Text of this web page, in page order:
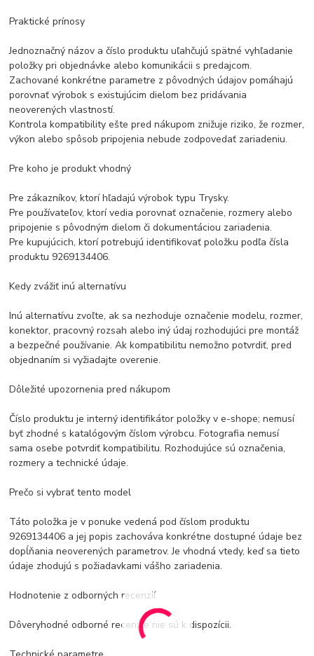
Praktické prínosy
Jednoznačný názov a číslo produktu uľahčujú spätné vyhľadanie
položky pri objednávke alebo komunikácii s predajcom.
Zachované konkrétne parametre z pôvodných údajov pomáhajú
porovnať výrobok s existujúcim dielom bez pridávania
neoverených vlastností.
Kontrola kompatibility ešte pred nákupom znižuje riziko, že rozmer,
výkon alebo spôsob pripojenia nebude zodpovedať zariadeniu.
Pre koho je produkt vhodný
Pre zákazníkov, ktorí hľadajú výrobok typu Trysky.
Pre používateľov, ktorí vedia porovnať označenie, rozmery alebo
pripojenie s pôvodným dielom či dokumentáciou zariadenia.
Pre kupujúcich, ktorí potrebujú identifikovať položku podľa čísla
produktu 9269134406.
Kedy zvážiť inú alternatívu
Inú alternatívu zvoľte, ak sa nezhoduje označenie modelu, rozmer,
konektor, pracovný rozsah alebo iný údaj rozhodujúci pre montáž
a bezpečné používanie. Ak kompatibilitu nemožno potvrdiť, pred
objednaním si vyžiadajte overenie.
Dôležité upozornenia pred nákupom
Číslo produktu je interný identifikátor položky v e-shope; nemusí
byť zhodné s katalógovým číslom výrobcu. Fotografia nemusí
sama osebe potvrdiť kompatibilitu. Rozhodujúce sú označenia,
rozmery a technické údaje.
Prečo si vybrať tento model
Táto položka je v ponuke vedená pod číslom produktu
9269134406 a jej popis zachováva konkrétne dostupné údaje bez
dopĺňania neoverených parametrov. Je vhodná vtedy, keď sa tieto
údaje zhodujú s požiadavkami vášho zariadenia.
Hodnotenie z odborných recenzií
Dôveryhodné odborné recenzie nie sú k dispozícii.